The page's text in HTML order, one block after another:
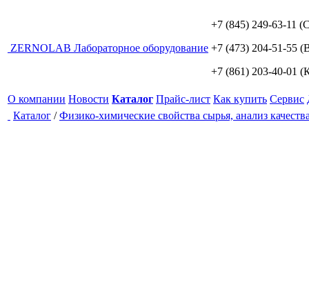
ZERNOLAB Лабораторное оборудование
+7 (845) 249-63-11
+7 (473) 204-51-55
+7 (861) 203-40-01
О компании Новости Каталог Прайс-лист Как купить Сервис
Каталог /Физико-химические свойства сырья, анализ